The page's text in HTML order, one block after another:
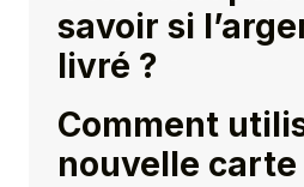
savoir si
livré ?
Comment
nouvelle carte